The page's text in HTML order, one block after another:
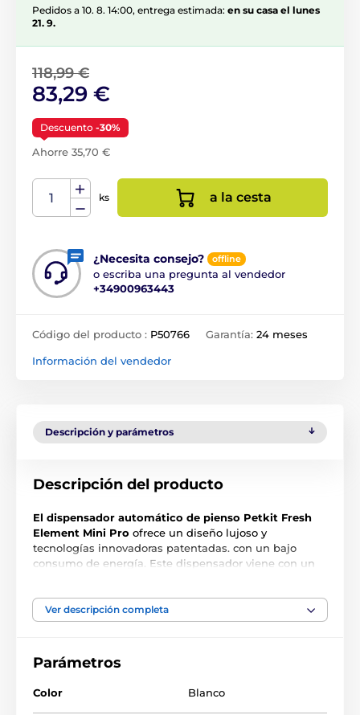
Pedidos a 10. 8. 14:00, entrega estimada: en su casa el lunes
21. 9.
118,99 €
83,29 €
Descuento -30%
Ahorre 35,70 €
ks a la cesta
¿Necesita consejo? offline
o escriba una pregunta al vendedor
+34900963443
Código del producto : P50766 Garantía: 24 meses
Información del vendedor
Descripción y parámetros
Descripción del producto
El dispensador automático de pienso Petkit Fresh
Element Mini Pro ofrece un diseño lujoso y
tecnologías innovadoras patentadas. con un bajo
consumo de energía. Este dispensador viene con un
flexible para su mascota. Su mascota será alimentada
a tiempo y con la cantidad exacta para ella. Además,
dispositivo en cualquier lugar de su casa y no ocupará
mucho espacio. ¿Quiere alimentar a su mascota
fácilmente e incluso a distancia? ¡Organice la
alimentación saludable de su mascota fácilmente y
Ver descripción completa
Parámetros
Color Blanco